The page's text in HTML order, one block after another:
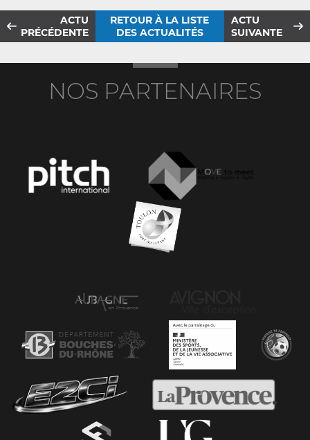
ACTU
PRÉCÉDENTE
RETOUR À LA LISTE
DES ACTUALITÉS
ACTU
SUIVANTE
NOS PARTENAIRES